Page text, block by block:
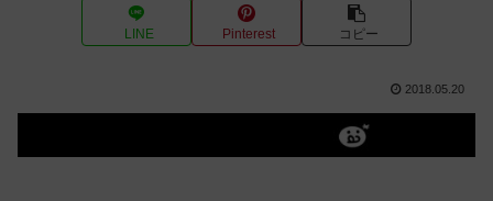
LINE Pinterest コピー
2018.05.20